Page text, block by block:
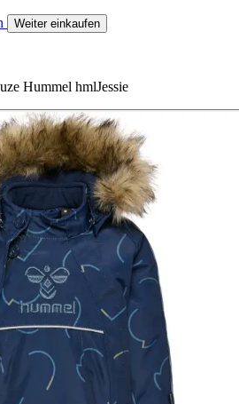
Weiter einkaufen
Hummel hmlJessie